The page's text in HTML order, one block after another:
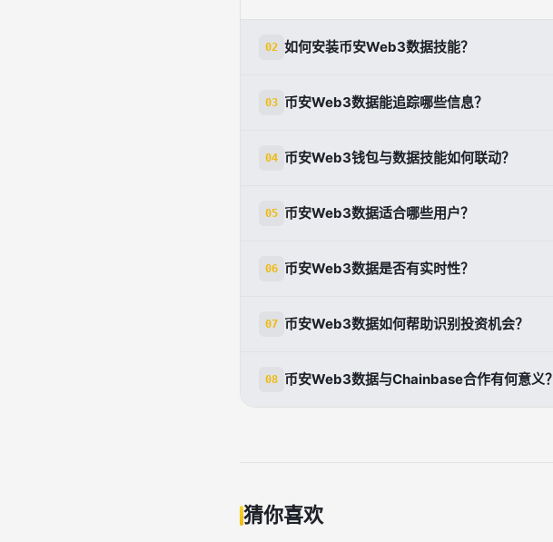
02 如何安装币安Web3数据技能？
自动完成初始化。
03 币安Web3数据能追踪哪些信息？
04 币安Web3钱包与数据技能如何联动？
05 币安Web3数据适合哪些用户？
06 币安Web3数据是否有实时性？
07 币安Web3数据如何帮助识别投资机会？
08 币安Web3数据与Chainbase合作有何意义？
猜你喜欢